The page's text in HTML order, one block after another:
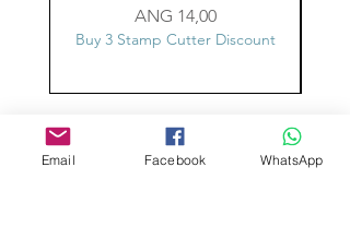
Prijs
ANG 14,00
Buy 3 Stamp Cutter Discount
Aangepast ontwerp
Stempelsnijders
Email Facebook WhatsApp